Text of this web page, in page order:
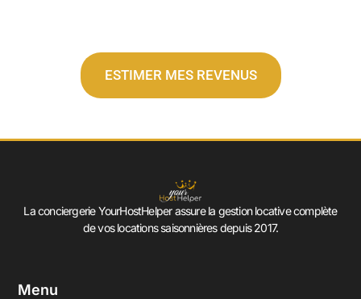
ESTIMER MES REVENUS
La conciergerie YourHostHelper assure la gestion locative complète
de vos locations saisonnières depuis 2017.
Menu